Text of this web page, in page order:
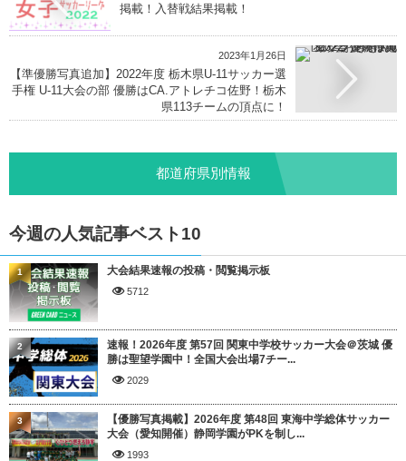
掲載！入替戦結果掲載！
2023年1月26日
【準優勝写真追加】2022年度 栃木県U-11サッカー選
手権 U-11大会の部 優勝はCA.アトレチコ佐野！栃木
県113チームの頂点に！
都道府県別情報
今週の人気記事ベスト10
大会結果速報の投稿・閲覧掲示板
5712
1
速報！2026年度 第57回 関東中学校サッカー大会＠茨城 優
勝は聖望学園中！全国大会出場7チー...
2029
2
【優勝写真掲載】2026年度 第48回 東海中学総体サッカー
大会（愛知開催）静岡学園がPKを制し...
1993
3